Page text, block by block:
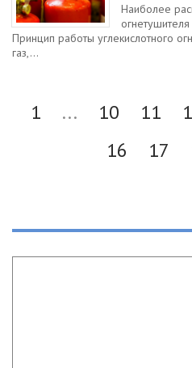
Наиболее
Принцип работы углекислотного
газ,...
1 ... 10 11
16
17